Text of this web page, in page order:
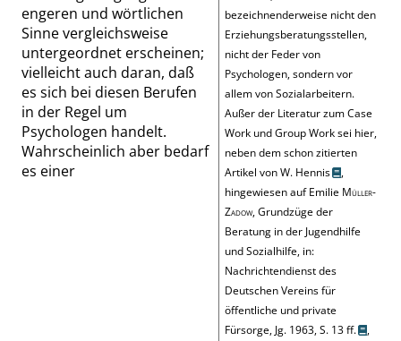
bezeichnenderweise nicht den
Erziehungsberatungsstellen,
nicht der Feder von
Psychologen, sondern vor
allem von Sozialarbeitern.
Außer der Literatur zumCase
Work undGroup Worksei hier,
nebendem schon zitierten
Artikel vonW. Hennis
,
hingewiesen aufEmilie Müller-
Zadow, Grundzüge der
Beratung in der Jugendhilfe
und Sozialhilfe, in:
Nachrichtendienst des
Deutschen Vereins für
öffentliche und private
Fürsorge, Jg. 1963, S. 13 ff.
,
engeren und wörtlichen
Sinne vergleichsweise
untergeordnet erscheinen;
vielleicht auch daran, daß
es sich bei diesen Berufen
in der Regel um
Psychologen handelt.
Wahrscheinlich aber bedarf
es einer